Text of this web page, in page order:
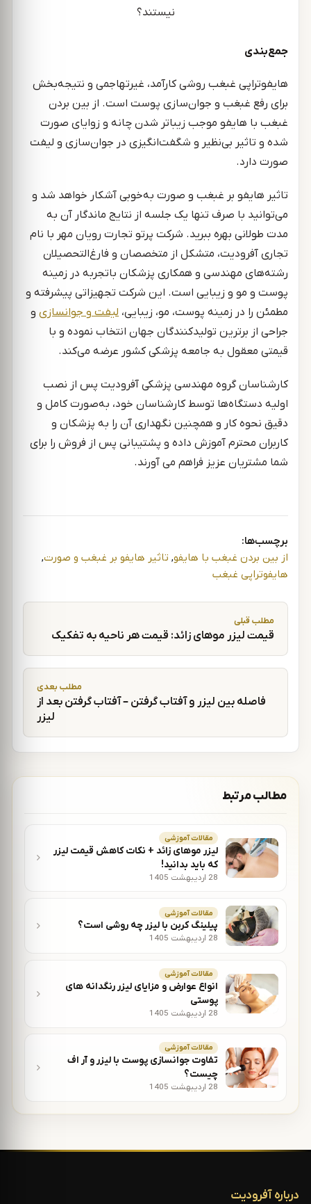
جمع‌بندی
هایفوتراپی غبغب روشی کارآمد، غیرتهاجمی و نتیجه‌بخش
برای رفع غبغب و جوان‌سازی پوست است. از بین بردن
غبغب با هایفو موجب زیباتر شدن چانه و زوایای صورت
شده و تاثیر بی‌نظیر و شگفت‌انگیزی در جوان‌سازی و لیفت
صورت دارد.
تاثیر هایفو بر غبغب و صورت به‌خوبی آشکار خواهد شد و
می‌توانید با صرف تنها یک جلسه از نتایج ماندگار آن به
مدت طولانی بهره ببرید. شرکت پرتو تجارت رویان مهر با نام
تجاری آفرودیت، متشکل از متخصصان و فارغ‌التحصیلان
رشته‌های مهندسی و همکاری پزشکان باتجربه در زمینه
پوست و مو و زیبایی است. این شرکت تجهیزاتی پیشرفته و
مطمئن را در زمینه پوست، مو، زیبایی، لیفت و جوانسازیو
جراحی از برترین تولیدکنندگان جهان انتخاب نموده و با
قیمتی معقول به جامعه پزشکی کشور عرضه می‌کند.
کارشناسان گروه مهندسی پزشکی آفرودیت پس از نصب
اولیه دستگاه‌ها توسط کارشناسان خود، به‌صورت کامل و
دقیق نحوه کار و همچنین نگهداری آن را به پزشکان و
کاربران محترم آموزش داده و پشتیبانی پس از فروش را برای
شما مشتریان عزیز فراهم می آورند.
برچسب‌ها:
از بین بردن غبغب با هایفو, تاثیر هایفو بر غبغب و صورت,
هایفوتراپی غبغب
راهبری نوشته
مطلب قبلی
قیمت لیزر موهای زائد: قیمت هر ناحیه به تفکیک
مطلب بعدی
فاصله بین لیزر و آفتاب گرفتن – آفتاب گرفتن بعد از
لیزر
مطالب مرتبط
مقالات آموزشی
لیزر موهای زائد + نکات کاهش قیمت لیزر
که باید بدانید!
28 اردیبهشت 1405
مقالات آموزشی
پیلینگ کربن با لیزر چه روشی است؟
28 اردیبهشت 1405
مقالات آموزشی
انواع عوارض و مزایای لیزر رنگدانه های
پوستی
28 اردیبهشت 1405
مقالات آموزشی
تفاوت جوانسازی پوست با لیزر و آر اف
چیست؟
28 اردیبهشت 1405
درباره آفرودیت